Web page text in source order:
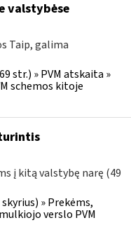
valstybėse
Taip, galima
str.) » PVM atskaita »
schemos kitoje
į kitą valstybę narę (49
» Prekėms,
verslo PVM